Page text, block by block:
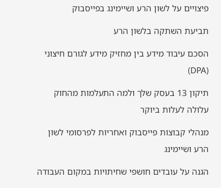
פיצויים על לשון הרע ושיימינג בפייסבוק
תביעת השתקה בלשון הרע
הסכם עיבוד מידע בין מחזיק מידע לגורם חיצוני
(DPA)
תיקון 13 בעסק שלך ולמה התעלמות מהחוק
עלולה לעלות ביוקר
מנהלי קבוצות פייסבוק ואחריות לפרסומי לשון
הרע ושיימינג
הגנה על עובדים חושפי שחיתויות במקום העבודה